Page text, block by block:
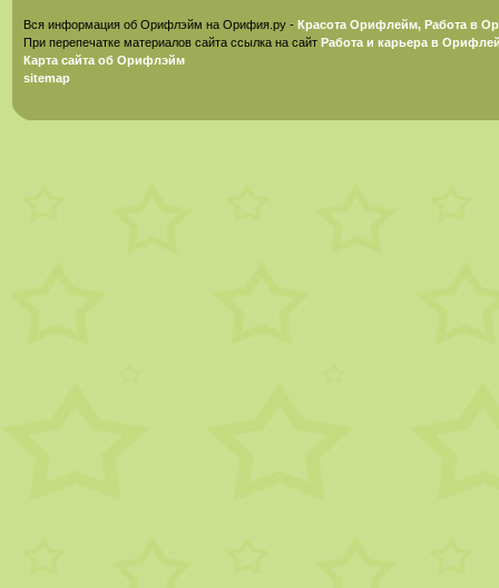
Вся информация об Орифлэйм на Орифия.ру - Красота Орифлейм, Работа в
При перепечатке материалов сайта ссылка на сайт Работа и карьера в
Карта сайта об Орифлэйм
sitemap